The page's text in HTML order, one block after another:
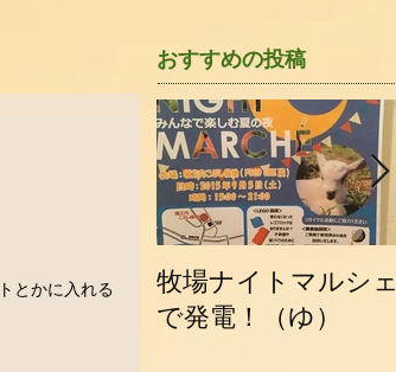
おすすめの投稿
とかに入れる
牧場ナイトマルシェ
で発電！（ゆ）